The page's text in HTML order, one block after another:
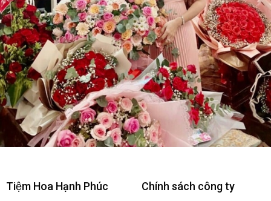
Tiệm Hoa Hạnh Phúc Chính sách công ty